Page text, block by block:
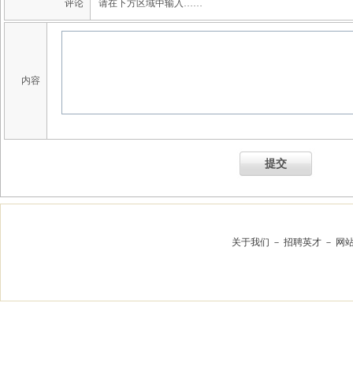
评论 请在下方区域中输入……
内容
提交
关于我们 － 招聘英才 － 网